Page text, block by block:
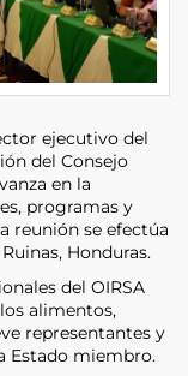
ejecutivo del
del Consejo
en la
programas y
reunión se efectúa
Honduras.
del OIRSA
alimentos,
representantes y
Estado miembro.